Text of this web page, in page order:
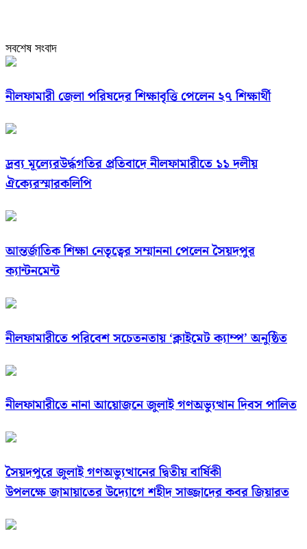
সবশেষ সংবাদ
নীলফামারী জেলা পরিষদের শিক্ষাবৃত্তি পেলেন ২৭ শিক্ষার্থী
দ্রব্য মূল্যেরউর্দ্ধগতির প্রতিবাদে নীলফামারীতে ১১ দলীয়
ঐক্যেরস্মারকলিপি
আন্তর্জাতিক শিক্ষা নেতৃত্বের সম্মাননা পেলেন সৈয়দপুর
ক্যান্টনমেন্ট
নীলফামারীতে পরিবেশ সচেতনতায় ‘ক্লাইমেট ক্যাম্প’ অনুষ্ঠিত
নীলফামারীতে নানা আয়োজনে জুলাই গণঅভ্যুত্থান দিবস পালিত
সৈয়দপুরে জুলাই গণঅভ্যুত্থানের দ্বিতীয় বার্ষিকী
উপলক্ষে জামায়াতের উদ্যোগে শহীদ সাজ্জাদের কবর জিয়ারত